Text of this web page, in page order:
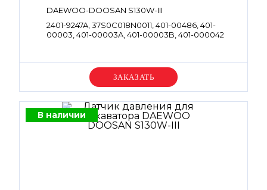
DAEWOO-DOOSAN S130W-III
2401-9247A, 37S0C018N0011, 401-00486, 401-
00003, 401-00003A, 401-00003B, 401-000042
Уточняйте цену
В наличии